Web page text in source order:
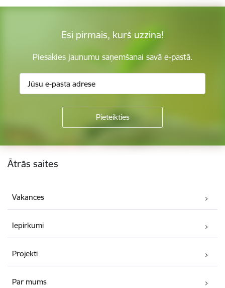
Esi pirmais, kurš uzzina!
Piesakies jaunumu saņemšanai savā e-pastā.
Kājene
Ātrās saites
Vakances
Iepirkumi
Projekti
Par mums